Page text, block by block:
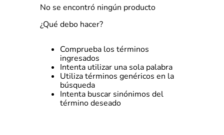
No se encontró ningún producto
¿Qué debo hacer?
Comprueba los términos
ingresados
Intenta utilizar una sola palabra
Utiliza términos genéricos en la
búsqueda
Intenta buscar sinónimos del
término deseado